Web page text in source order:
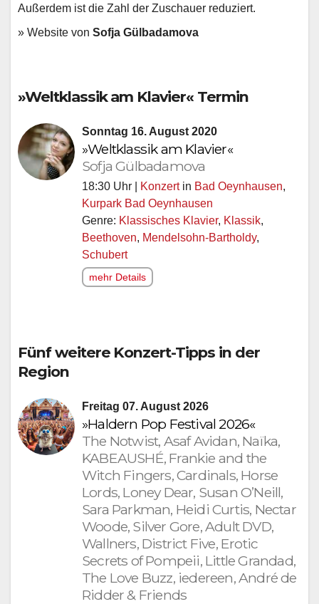
Außerdem ist die Zahl der Zuschauer reduziert.
» Website von Sofja Gülbadamova
»Weltklassik am Klavier« Termin
Sonntag 16. August 2020
»Weltklassik am Klavier«
Sofja Gülbadamova
18:30 Uhr | Konzertin Bad Oeynhausen,
Kurpark Bad Oeynhausen
Genre: Klassisches Klavier, Klassik,
Beethoven, Mendelsohn-Bartholdy,
Schubert
mehr Details
Fünf weitere Konzert-Tipps in der
Region
Freitag 07. August 2026
»Haldern Pop Festival 2026«
The Notwist, Asaf Avidan, Naïka,
KABEAUSHÉ, Frankie and the
Witch Fingers, Cardinals, Horse
Lords, Loney Dear, Susan O’Neill,
Sara Parkman, Heidi Curtis, Nectar
Woode, Silver Gore, Adult DVD,
Wallners, District Five, Erotic
Secrets of Pompeii, Little Grandad,
The Love Buzz, iedereen, André de
Ridder & Friends